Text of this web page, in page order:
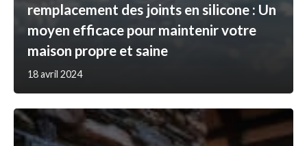
remplacement des joints en silicone : Un
moyen efficace pour maintenir votre
maison propre et saine
18 avril 2024